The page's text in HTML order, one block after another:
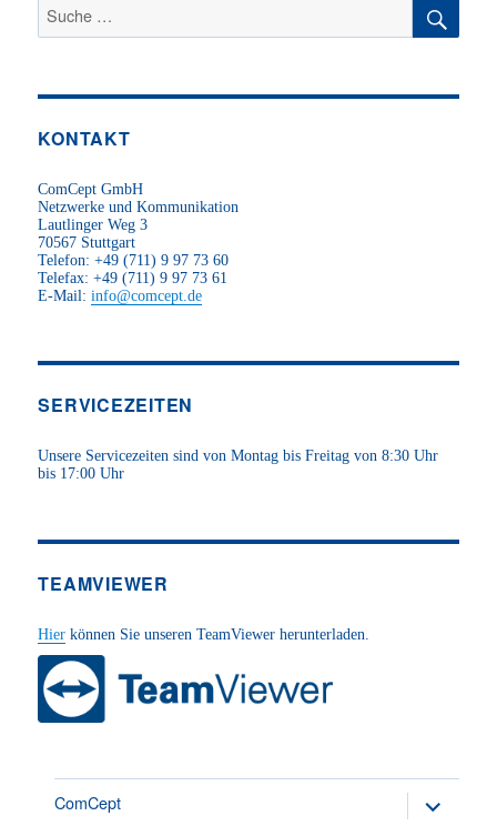
KONTAKT
ComCept GmbH
Netzwerke und Kommunikation
Lautlinger Weg 3
70567 Stuttgart
Telefon: +49 (711) 9 97 73 60
Telefax: +49 (711) 9 97 73 61
E-Mail:info@comcept.de
SERVICEZEITEN
Unsere Servicezeiten sind von Montag bis Freitag von 8:30 Uhr
bis 17:00 Uhr
TEAMVIEWER
Hier können Sie unseren TeamViewer herunterladen.
ComCept